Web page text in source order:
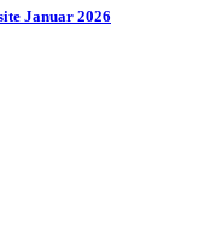
Januar 2026